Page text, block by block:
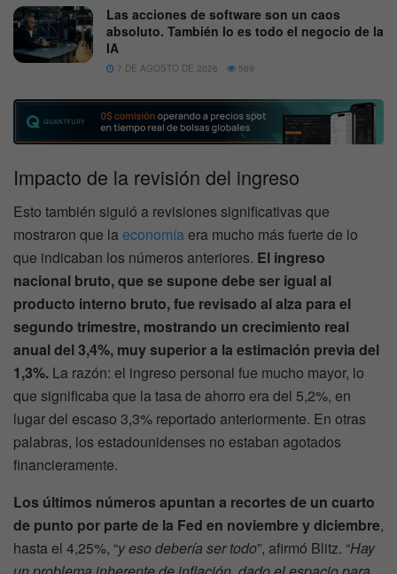
Las acciones de software son un caos
absoluto. También lo es todo el negocio de la
IA
7 DE AGOSTO DE 2026 569
Impacto de la revisión del ingreso
Esto también siguió a revisiones significativas que
mostraron que laeconomíaera mucho más fuerte de lo
que indicaban los números anteriores. El ingreso
nacional bruto, que se supone debe ser igual al
producto interno bruto, fue revisado al alza para el
segundo trimestre, mostrando un crecimiento real
anual del 3,4%, muy superior a la estimación previa del
1,3%. La razón: el ingreso personal fue mucho mayor, lo
que significaba que la tasa de ahorro era del 5,2%, en
lugar del escaso 3,3% reportado anteriormente. En otras
palabras, los estadounidenses no estaban agotados
financieramente.
Los últimos números apuntan a recortes de un cuarto
de punto por parte de la Fed en noviembre y diciembre,
hasta el 4,25%, “y eso debería ser todo”, afirmó Blitz. “Hay